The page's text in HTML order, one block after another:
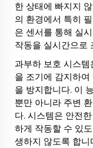
한 상태에 빠지지
의 환경에서 특히
은 센서를 통해 실
작동을 실시간으로
과부하 보호 시스
을 조기에 감지하
을 방지합니다. 이
뿐만 아니라 주변
다. 시스템은 안전
하게 작동할 수 있
생하지 않도록 합니